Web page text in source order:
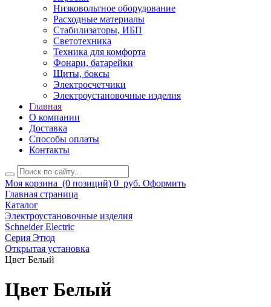
Низковольтное оборудование
Расходные материалы
Стабилизаторы, ИБП
Светотехника
Техника для комфорта
Фонари, батарейки
Щиты, боксы
Электросчетчики
Электроустановочные изделия
Главная
О компании
Доставка
Способы оплаты
Контакты
Моя корзина (0 позиций) 0 руб. Оформить
Главная страница
Каталог
Электроустановочные изделия
Schneider Electric
Серия Этюд
Открытая установка
Цвет Белый
Цвет Белый